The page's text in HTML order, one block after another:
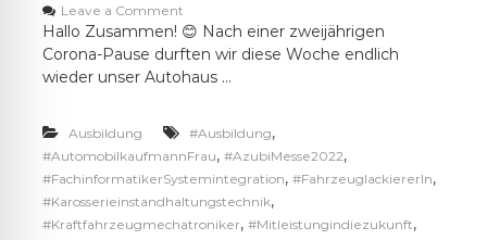
Leave a Commento
n
A
u
s
d
u
n
g
Hallo Zusammen! 😊 Nach einer zweijährigen
Corona-Pause durften wir diese Woche endlich
wieder unser Autohaus …
Ausbildung #Ausbildung,
#AutomobilkaufmannFrau, #AzubiMesse2022,
#FachinformatikerSystemintegration, #FahrzeuglackiererIn,
#Karosserieinstandhaltungstechnik,
#Kraftfahrzeugmechatroniker, #Mitleistungindiezukunft,